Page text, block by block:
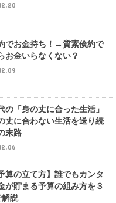
でお金持ち！→質素倹約で
お金いらなくない？
の「身の丈に合った生活」
丈に合わない生活を送り続
末路
算の立て方】誰でもカンタ
が貯まる予算の組み方を３
解説